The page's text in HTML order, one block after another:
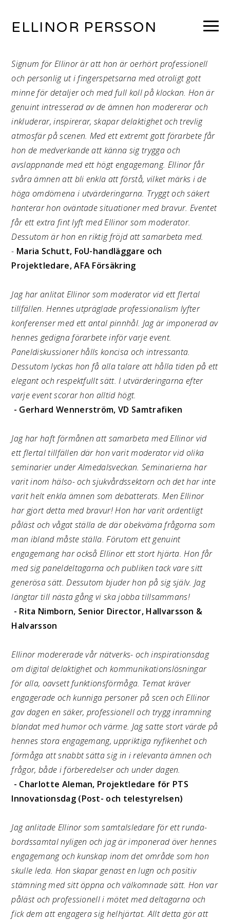
ELLINOR PERSSON
Signum för Ellinor är att hon är oerhört professionell
och personlig ut i fingerspetsarna med otroligt gott
minne för detaljer och med full koll på klockan. Hon är
genuint intresserad av de ämnen hon modererar och
inkluderar, inspirerar, skapar delaktighet och trevlig
atmosfär på scenen. Med ett extremt gott förarbete får
hon de medverkande att känna sig trygga och
avslappnande med ett högt engagemang. Ellinor får
svåra ämnen att bli enkla att förstå, vilket märks i de
höga omdömena i utvärderingarna. Tryggt och säkert
hanterar hon oväntade situationer med bravur. Eventet
får ett extra fint lyft med Ellinor som moderator.
Dessutom är hon en riktig fröjd att samarbeta med.
- Maria Schutt, FoU-handläggare och
Projektledare, AFA Försäkring
Jag har anlitat Ellinor som moderator vid ett flertal
tillfällen. Hennes utpräglade professionalism lyfter
konferenser med ett antal pinnhål. Jag är imponerad av
hennes gedigna förarbete inför varje event.
Paneldiskussioner hålls koncisa och intressanta.
Dessutom lyckas hon få alla talare att hålla tiden på ett
elegant och respektfullt sätt. I utvärderingarna efter
varje event scorar hon alltid högt.
- Gerhard Wennerström, VD Samtrafiken
Jag har haft förmånen att samarbeta med Ellinor vid
ett flertal tillfällen där hon varit moderator vid olika
seminarier under Almedalsveckan. Seminarierna har
varit inom hälso- och sjukvårdssektorn och det har inte
varit helt enkla ämnen som debatterats. Men Ellinor
har gjort detta med bravur! Hon har varit ordentligt
påläst och vågat ställa de där obekväma frågorna som
man ibland måste ställa. Förutom ett genuint
engagemang har också Ellinor ett stort hjärta. Hon får
med sig paneldeltagarna och publiken tack vare sitt
generösa sätt. Dessutom bjuder hon på sig själv. Jag
längtar till nästa gång vi ska jobba tillsammans!
- Rita Nimborn, Senior Director, Hallvarsson &
Halvarsson
Ellinor modererade vår nätverks- och inspirationsdag
om digital delaktighet och kommunikationslösningar
för alla, oavsett funktionsförmåga. Temat kräver
engagerade och kunniga personer på scen och Ellinor
gav dagen en säker, professionell och trygg inramning
blandat med humor och värme. Jag satte stort värde på
hennes stora engagemang, uppriktiga nyfikenhet och
förmåga att snabbt sätta sig in i relevanta ämnen och
frågor, både i förberedelser och under dagen.
- Charlotte Aleman, Projektledare för PTS
Innovationsdag (Post- och telestyrelsen)
Jag anlitade Ellinor som samtalsledare för ett runda-
bordssamtal nyligen och jag är imponerad över hennes
engagemang och kunskap inom det område som hon
skulle leda. Hon skapar genast en lugn och positiv
stämning med sitt öppna och välkomnade sätt. Hon var
påläst och professionell i mötet med deltagarna och
fick dem att engagera sig helhjärtat. Allt detta gör att